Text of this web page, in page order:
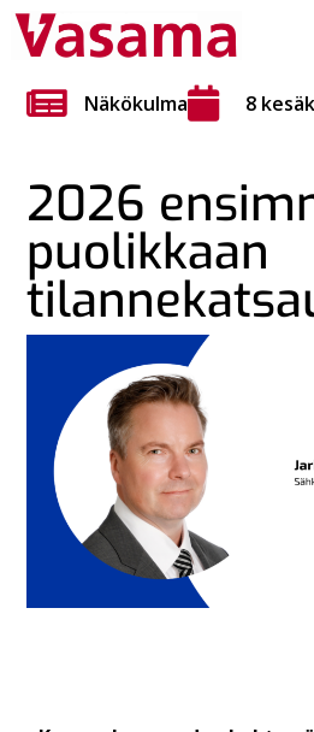
Näkökulma 8
2026
puolikkaan